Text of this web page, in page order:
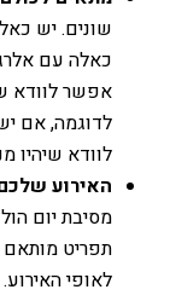
שונים. יש
כאלה עם
אפשר לוודא
לדוגמה, אם
לוודא שיהיו
האירוע
מסיבת יום
תפריט
לאופי